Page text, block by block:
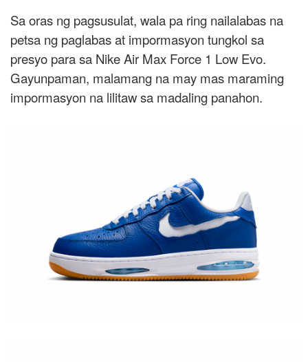
Sa oras ng pagsusulat, wala pa ring nailalabas na
petsa ng paglabas at impormasyon tungkol sa
presyo para sa Nike Air Max Force 1 Low Evo.
Gayunpaman, malamang na may mas maraming
impormasyon na lilitaw sa madaling panahon.